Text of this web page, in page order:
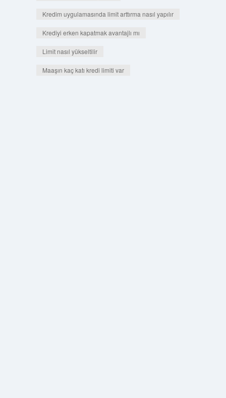
Kredim uygulamasında limit arttırma nasıl yapılır
Krediyi erken kapatmak avantajlı mı
Limit nasıl yükseltilir
Maaşın kaç katı kredi limiti var